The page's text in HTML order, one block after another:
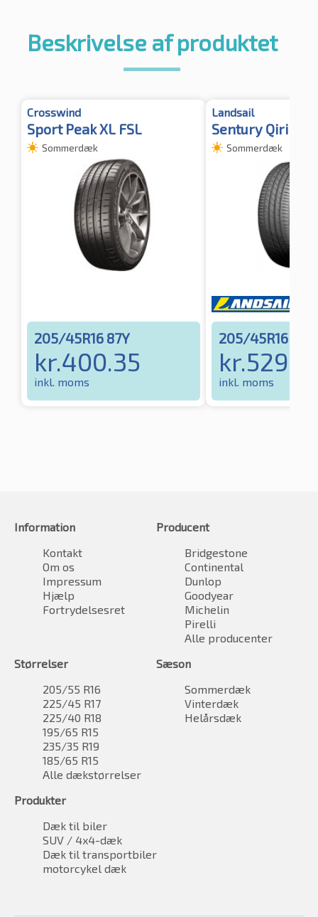
Beskrivelse af produktet
Crosswind
Sport Peak XL FSL
Sommerdæk
205/45R16 87Y
kr.400.35
inkl. moms
Landsail
Sentury Qirin
Sommerdæk
205/45R16 87Y
kr.
inkl. moms
Information
Kontakt
Om os
Impressum
Hjælp
Fortrydelsesret
Producent
Bridgestone
Continental
Dunlop
Goodyear
Michelin
Pirelli
Alle producenter
Størrelser
205/55 R16
225/45 R17
225/40 R18
195/65 R15
235/35 R19
185/65 R15
Alle dækstørrelser
Sæson
Sommerdæk
Vinterdæk
Helårsdæk
Produkter
Dæk til biler
SUV / 4x4-dæk
Dæk til transportbiler
motorcykel dæk